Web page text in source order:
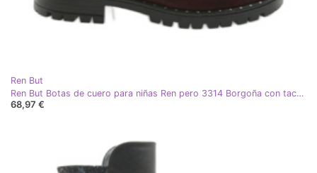
Ren But
Ren But Botas de cuero para niñas Ren pero 3314 Borgoña con tachuelas rojo
68,97 €